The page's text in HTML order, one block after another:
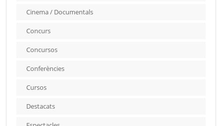
Cinema / Documentals
Concurs
Concursos
Conferències
Cursos
Destacats